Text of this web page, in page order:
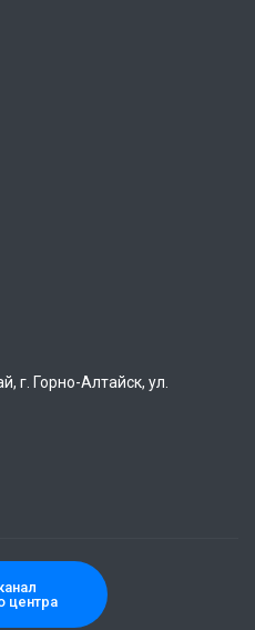
г. Горно-Алтайск, ул.
центра